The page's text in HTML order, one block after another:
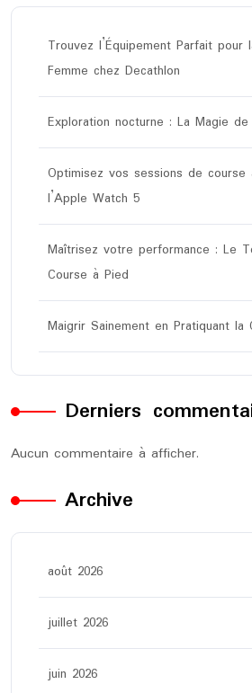
Trouvez l’Équipement Parfait pour
Femme chez Decathlon
Exploration nocturne : La Magie
Optimisez vos sessions de course
l’Apple Watch 5
Maîtrisez votre performance : Le
Course à Pied
Maigrir Sainement en Pratiquant la
Derniers
Aucun commentaire à afficher.
Archive
août 2026
juillet 2026
juin 2026